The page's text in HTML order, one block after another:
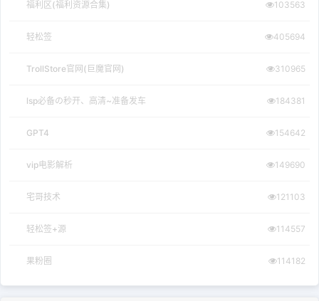
福利区(福利资源合集) 103563
轻松签 405694
TrollStore官网(巨魔官网) 310965
lsp必备の秒开、高清~准备发车 184381
GPT4 154642
vip电影解析 149690
宅哥技术 121103
轻松签+源 114557
果粉圈 114182